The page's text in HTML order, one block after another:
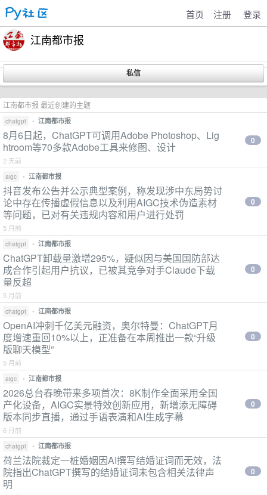
首页 注册 登录
江南都市报
江南都市报 最近创建的主题
chatgpt • 江南都市报
8月6日起，ChatGPT可调用Adobe Photoshop、Lig
htroom等70多款Adobe工具来修图、设计
2 天前
0
aigc • 江南都市报
抖音发布公告并公示典型案例，称发现涉中东局势讨
论中存在传播虚假信息以及利用AIGC技术伪造素材
等问题，已对有关违规内容和用户进行处罚
5 月前
0
chatgpt • 江南都市报
ChatGPT卸载量激增295%，疑似因与美国国防部达
成合作引起用户抗议，已被其竞争对手Claude下载
量反超
5 月前
0
chatgpt • 江南都市报
OpenAI冲刺千亿美元融资，奥尔特曼：ChatGPT月
度增速重回10%以上，正准备在本周推出一款“升级
版聊天模型”
5 月前
0
aigc • 江南都市报
2026总台春晚带来多项首次：8K制作全面采用全国
产化设备，AIGC实景特效创新应用，新增添无障碍
版本同步直播，通过手语表演和AI生成字幕
6 月前
0
chatgpt • 江南都市报
荷兰法院裁定一桩婚姻因AI撰写结婚证词而无效，法
院指出ChatGPT撰写的结婚证词未包含相关法律声
明
0